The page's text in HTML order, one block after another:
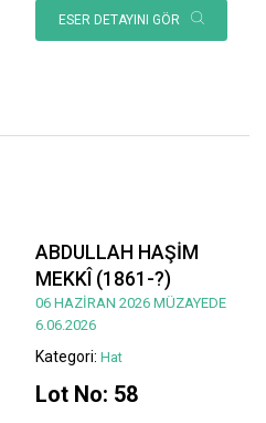
ESER DETAYINI GÖR
ABDULLAH HAŞİM
MEKKÎ (1861-?)
06 HAZİRAN 2026 MÜZAYEDE
6.06.2026
Kategori: Hat
Lot No: 58